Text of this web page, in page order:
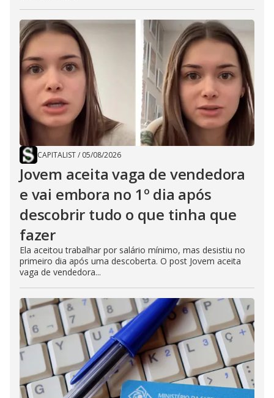
CAPITALIST/ 05/08/2026
Jovem aceita vaga de vendedora
e vai embora no 1º dia após
descobrir tudo o que tinha que
fazer
Ela aceitou trabalhar por salário mínimo, mas desistiu no
primeiro dia após uma descoberta. O post Jovem aceita
vaga de vendedora...